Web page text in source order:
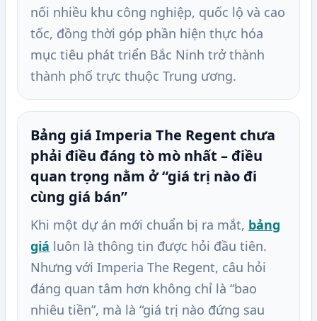
nối nhiều khu công nghiệp, quốc lộ và cao
tốc, đồng thời góp phần hiện thực hóa
mục tiêu phát triển Bắc Ninh trở thành
thành phố trực thuộc Trung ương.
Bảng giá Imperia The Regent chưa
phải điều đáng tò mò nhất – điều
quan trọng nằm ở “giá trị nào đi
cùng giá bán”
Khi một dự án mới chuẩn bị ra mắt, bảng
giá luôn là thông tin được hỏi đầu tiên.
Nhưng với Imperia The Regent, câu hỏi
đáng quan tâm hơn không chỉ là “bao
nhiêu tiền”, mà là “giá trị nào đứng sau